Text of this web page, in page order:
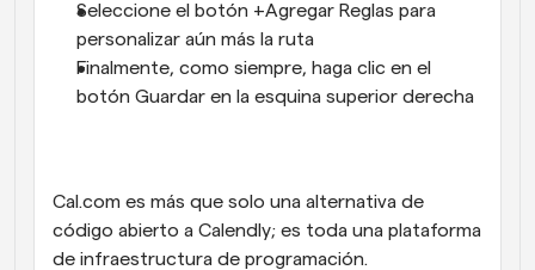
Seleccione el botón +Agregar Reglas para
personalizar aún más la ruta
Finalmente, como siempre, haga clic en el
botón Guardar en la esquina superior derecha
Cal.com es más que solo una alternativa de
código abierto a Calendly; es toda una plataforma
de infraestructura de programación.